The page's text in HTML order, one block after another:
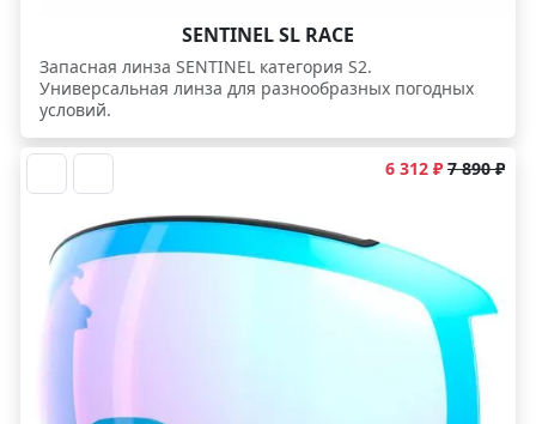
SENTINEL SL RACE
Запасная линза SENTINEL категория S2.
Универсальная линза для разнообразных погодных
условий.
6 312 ₽ 7 890 ₽